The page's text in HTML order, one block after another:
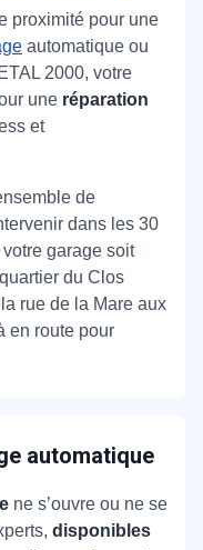
proximité pour une
automatique ou
2000, votre
une réparation
et
de
dans les 30
garage soit
du Clos
rue de la Mare aux
en route pour
automatique
ne s’ouvre ou ne se
disponibles